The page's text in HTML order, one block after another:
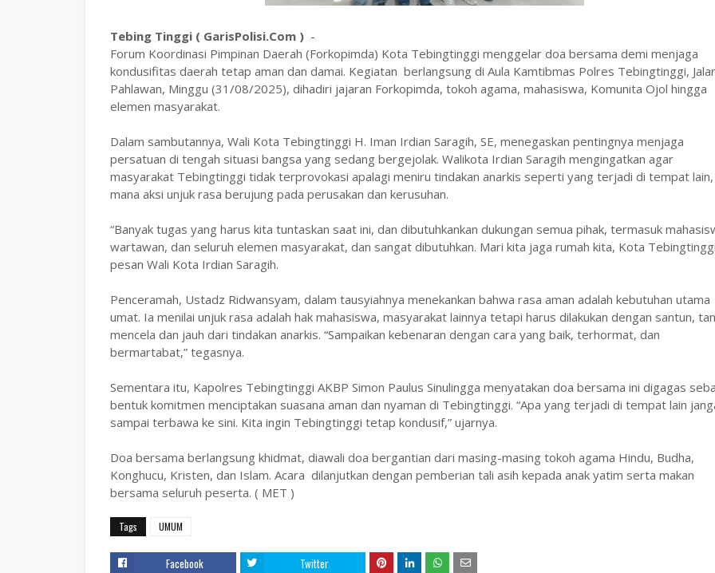
Tebing Tinggi ( GarisPolisi.Com ) -
Forum Koordinasi Pimpinan Daerah (Forkopimda) Kota Tebingtinggi menggelar doa bersama demi menjaga
kondusifitas daerah tetap aman dan damai. Kegiatan berlangsung di Aula Kamtibmas Polres Tebingtinggi,
Pahlawan, Minggu (31/08/2025), dihadiri jajaran Forkopimda, tokoh agama, mahasiswa, Komunita Ojol hingga
elemen masyarakat.
Dalam sambutannya, Wali Kota Tebingtinggi H. Iman Irdian Saragih, SE, menegaskan pentingnya menjaga
persatuan di tengah situasi bangsa yang sedang bergejolak. Walikota Irdian Saragih mengingatkan agar
masyarakat Tebingtinggi tidak terprovokasi apalagi meniru tindakan anarkis seperti yang terjadi di tempat
mana aksi unjuk rasa berujung pada perusakan dan kerusuhan.
“Banyak tugas yang harus kita tuntaskan saat ini, dan dibutuhkankan dukungan semua pihak, termasuk
wartawan, dan seluruh elemen masyarakat, dan sangat dibutuhkan. Mari kita jaga rumah kita, Kota
pesan Wali Kota Irdian Saragih.
Penceramah, Ustadz Ridwansyam, dalam tausyiahnya menekankan bahwa rasa aman adalah kebutuhan utama
umat. Ia menilai unjuk rasa adalah hak mahasiswa, masyarakat lainnya tetapi harus dilakukan dengan santun,
mencela dan jauh dari tindakan anarkis. “Sampaikan kebenaran dengan cara yang baik, terhormat, dan
bermartabat,” tegasnya.
Sementara itu, Kapolres Tebingtinggi AKBP Simon Paulus Sinulingga menyatakan doa bersama ini digagas
bentuk komitmen menciptakan suasana aman dan nyaman di Tebingtinggi. “Apa yang terjadi di tempat lain
sampai terbawa ke sini. Kita ingin Tebingtinggi tetap kondusif,” ujarnya.
Doa bersama berlangsung khidmat, diawali doa bergantian dari masing-masing tokoh agama Hindu, Budha,
Konghucu, Kristen, dan Islam. Acara dilanjutkan dengan pemberian tali asih kepada anak yatim serta makan
bersama seluruh peserta. ( MET )
Tags UMUM
Facebook Twitter